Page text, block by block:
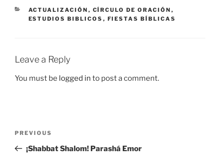
CATEGORIES
ACTUALIZACIÓN , CÍRCULO DE ORACIÓN ,
ESTUDIOS BIBLICOS , FIESTAS BÍBLICAS
Leave a Reply
You must be logged in to post a comment.
Previous
Post
PREVIOUS
¡Shabbat Shalom! Parashá Emor